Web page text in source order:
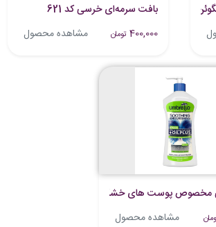
بافت سرمه‌ای خرسی کد 621
400,000 تومان مشاهده محصول
مخصوص پوست های خشک آمبرلا
مشاهده محصول